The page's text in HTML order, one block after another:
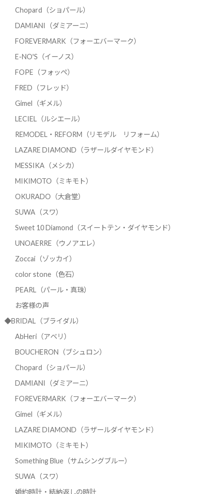
Chopard（ショパール）
DAMIANI（ダミアーニ）
FOREVERMARK（フォーエバーマーク）
E-NO'S（イーノス）
FOPE（フォッペ）
FRED（フレッド）
Gimel（ギメル）
LECIEL（ルシエール）
REMODEL・REFORM（リモデル リフォーム）
LAZARE DIAMOND（ラザールダイヤモンド）
MESSIKA（メシカ）
MIKIMOTO（ミキモト）
OKURADO（大倉堂）
SUWA（スワ）
Sweet 10 Diamond（スイートテン・ダイヤモンド）
UNOAERRE（ウノアエレ）
Zoccai（ゾッカイ）
color stone（色石）
PEARL（パール・真珠）
お客様の声
◆BRIDAL（ブライダル）
AbHeri（アベリ）
BOUCHERON（ブシュロン）
Chopard（ショパール）
DAMIANI（ダミアーニ）
FOREVERMARK（フォーエバーマーク）
Gimel（ギメル）
LAZARE DIAMOND（ラザールダイヤモンド）
MIKIMOTO（ミキモト）
Something Blue（サムシングブルー）
SUWA（スワ）
婚約時計・結納返しの時計